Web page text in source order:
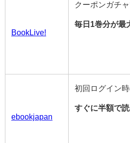
BookLive!
クーポンガチ
毎日1巻分が最
ebookjapan
初回ログイン
すぐに半額で